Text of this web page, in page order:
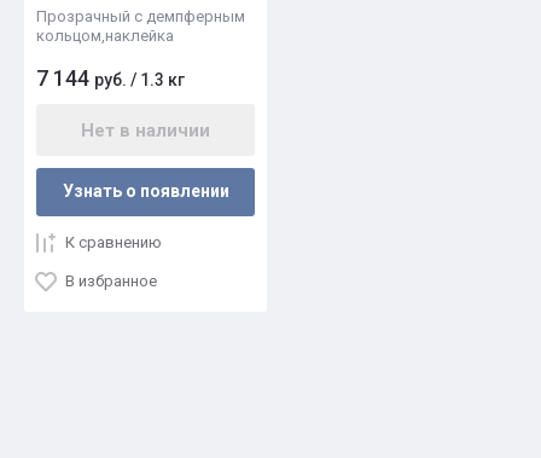
Прозрачный с демпферным
кольцом,наклейка
7 144 руб. / 1.3 кг
Нет в наличии
Узнать о появлении
К сравнению
В избранное